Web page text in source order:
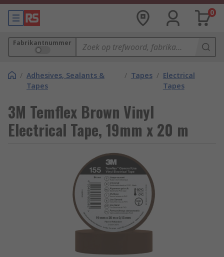
0
Fabrikantnummer
/ Adhesives, Sealants &
Tapes
/ Tapes / Electrical
Tapes
3M Temflex Brown Vinyl
Electrical Tape, 19mm x 20 m